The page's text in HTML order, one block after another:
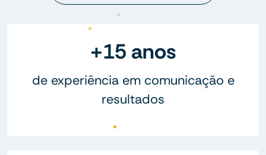
+15 anos
de experiência em comunicação e
resultados